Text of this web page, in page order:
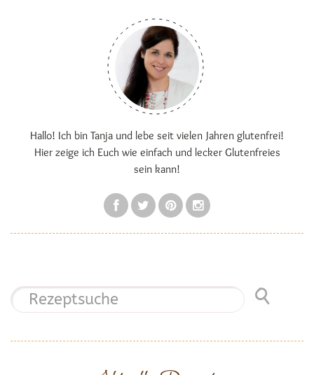
Hallo! Ich bin Tanja und lebe seit vielen Jahren glutenfrei!
Hier zeige ich Euch wie einfach und lecker Glutenfreies
sein kann!